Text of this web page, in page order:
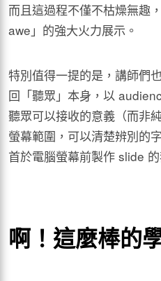
而且這過程不僅不枯燥無趣
awe」的強大火力展示。
特別值得一提的是，講師們
回「聽眾」本身，以
聽眾可以接收的意義（而非
螢幕範圍，可以清楚辨別的
首於電腦螢幕前製作 slide 的
啊！這麼棒的